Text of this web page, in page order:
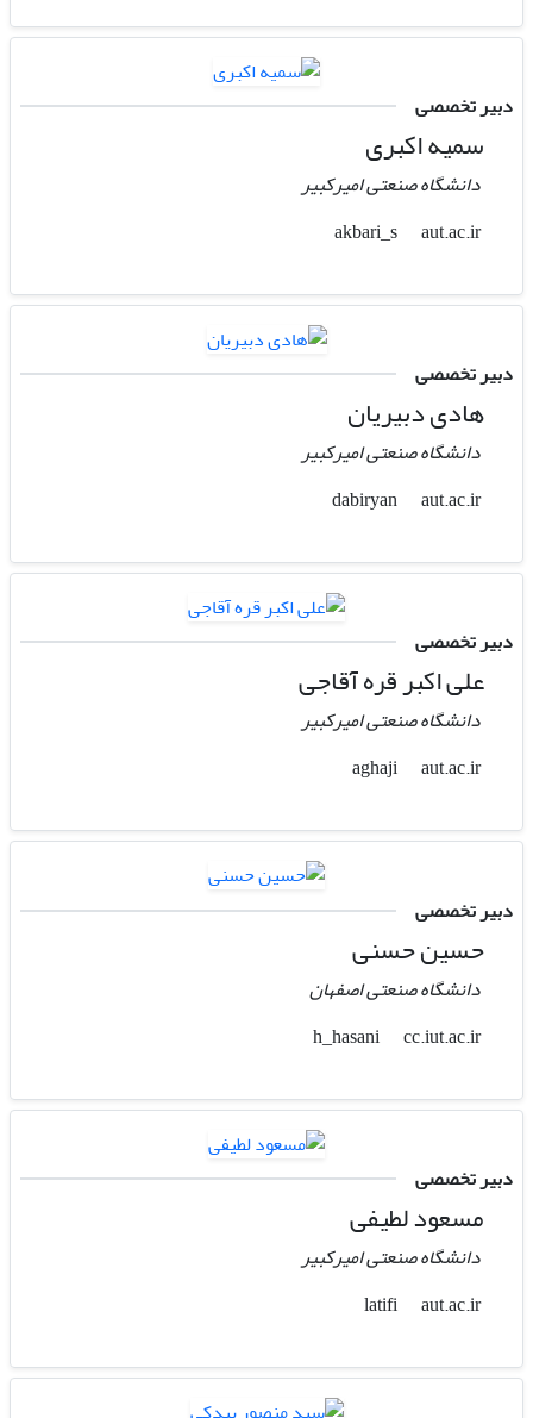
دبیر تخصصی
سمیه اکبری
دانشگاه صنعتی امیرکبیر
akbari_s
aut.ac.ir
دبیر تخصصی
هادی دبیریان
دانشگاه صنعتی امیرکبیر
dabiryan
aut.ac.ir
دبیر تخصصی
علی اکبر قره آقاجی
دانشگاه صنعتی امیرکبیر
aghaji
aut.ac.ir
دبیر تخصصی
حسین حسنی
دانشگاه صنعتی اصفهان
h_hasani
cc.iut.ac.ir
دبیر تخصصی
مسعود لطیفی
دانشگاه صنعتی امیرکبیر
latifi
aut.ac.ir